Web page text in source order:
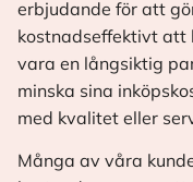
erbjudande för att
kostnadseffektivt att
vara en långsiktig
minska sina
med kvalitet eller
Många av våra